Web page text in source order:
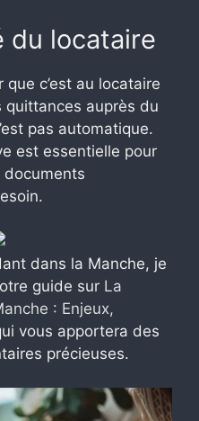
du locataire
c’est au locataire
auprès du
pas automatique.
est essentielle pour
documents
dans la Manche, je
guide sur La
: Enjeux,
vous apportera des
précieuses.